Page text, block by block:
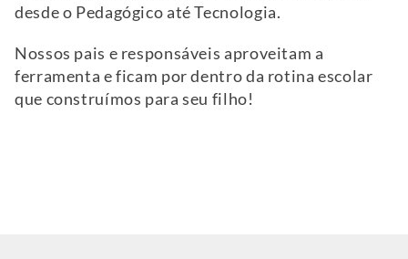
desde o Pedagógico até Tecnologia.
Nossos pais e responsáveis aproveitam a
ferramenta e ficam por dentro da rotina escolar
que construímos para seu filho!